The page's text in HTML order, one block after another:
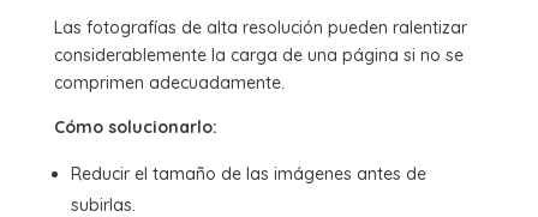
Las fotografías de alta resolución pueden ralentizar
considerablemente la carga de una página si no se
comprimen adecuadamente.
Cómo solucionarlo:
Reducir el tamaño de las imágenes antes de
subirlas.